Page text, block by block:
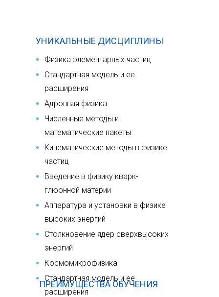
УНИКАЛЬНЫЕ ДИСЦИПЛИНЫ
Физика элементарных частиц
Стандартная модель и ее
расширения
Адронная физика
Численные методы и
математические пакеты
Кинематические методы в физике
частиц
Введение в физику кварк-
глюонной материи
Аппаратура и установки в физике
высоких энергий
Столкновение ядер сверхвысоких
энергий
Космомикрофизика
Стандартная модель и ее
расширения
ПРЕИМУЩЕСТВА ОБУЧЕНИЯ